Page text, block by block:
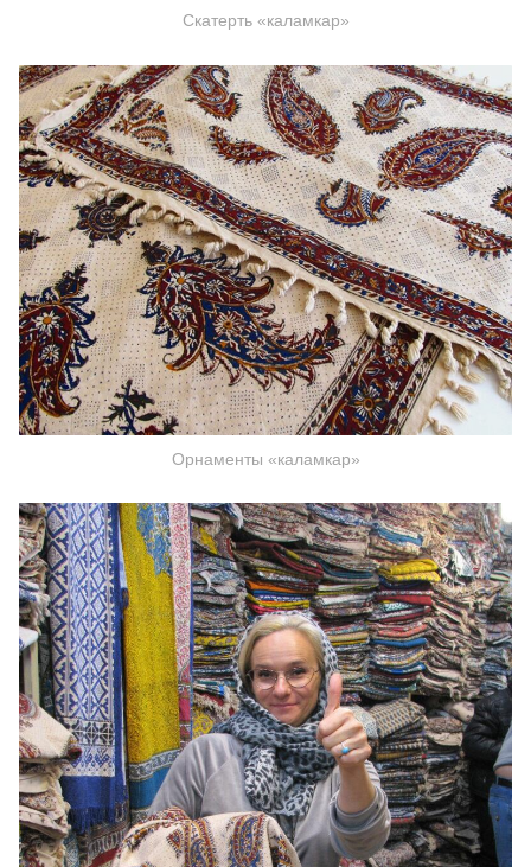
Скатерть «каламкар»
Орнаменты «каламкар»